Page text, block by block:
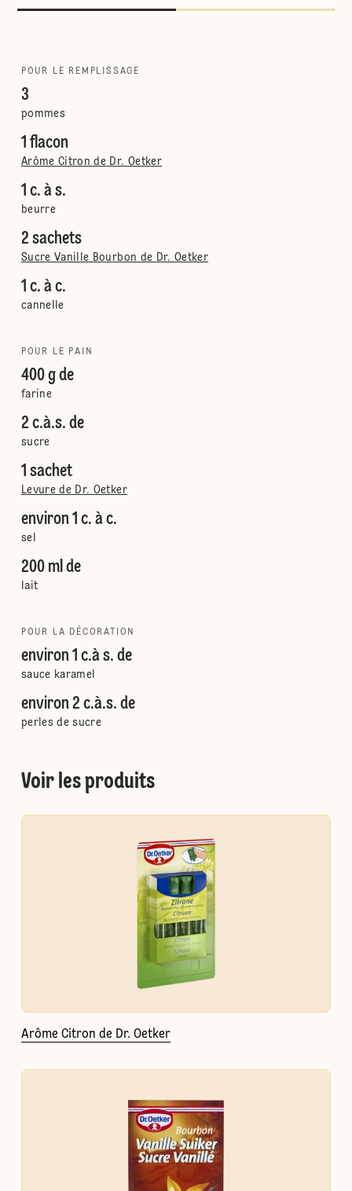
POUR LE REMPLISSAGE
3
pommes
1 flacon
Arôme Citron de Dr. Oetker
1 c. à s.
beurre
2 sachets
Sucre Vanille Bourbon de Dr. Oetker
1 c. à c.
cannelle
POUR LE PAIN
400 g de
farine
2 c.à.s. de
sucre
1 sachet
Levure de Dr. Oetker
environ 1 c. à c.
sel
200 ml de
lait
POUR LA DÉCORATION
environ 1 c.à s. de
sauce karamel
environ 2 c.à.s. de
perles de sucre
Voir les produits
Arôme Citron de Dr. Oetker